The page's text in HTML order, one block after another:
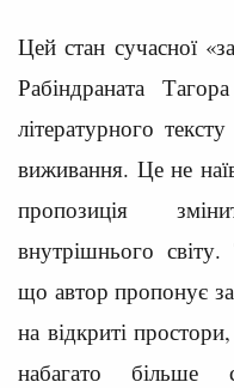
Цей стан сучасної
Рабіндраната
літературного
виживання. Це не
пропозиція
внутрішнього
що автор пропонує
на відкриті
набагато більше